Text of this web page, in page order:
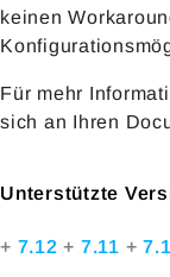
keinen
Für mehr
sich an Ihren
Unterstützte
+ 7.12+ 7.11 +